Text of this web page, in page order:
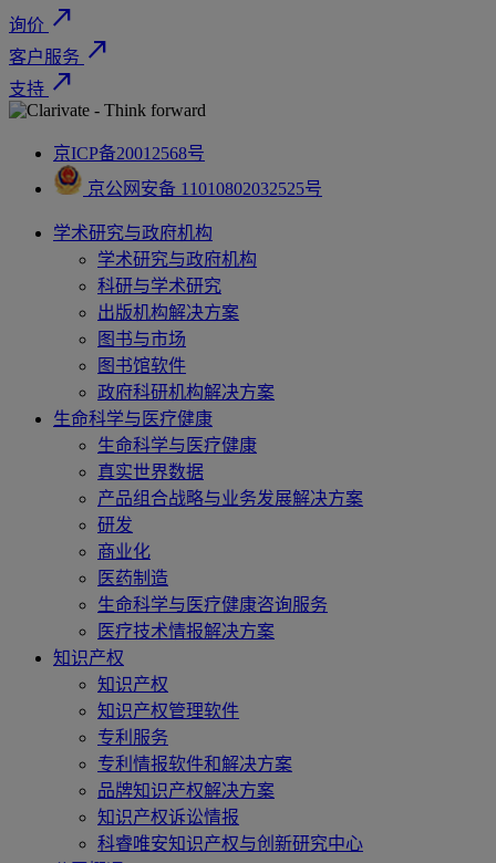
询价 north_east
客户服务 north_east
支持 north_east
京ICP备20012568号
京公网安备 11010802032525号
学术研究与政府机构
学术研究与政府机构
科研与学术研究
出版机构解决方案
图书与市场
图书馆软件
政府科研机构解决方案
生命科学与医疗健康
生命科学与医疗健康
真实世界数据
产品组合战略与业务发展解决方案
研发
商业化
医药制造
生命科学与医疗健康咨询服务
医疗技术情报解决方案
知识产权
知识产权
知识产权管理软件
专利服务
专利情报软件和解决方案
品牌知识产权解决方案
知识产权诉讼情报
科睿唯安知识产权与创新研究中心